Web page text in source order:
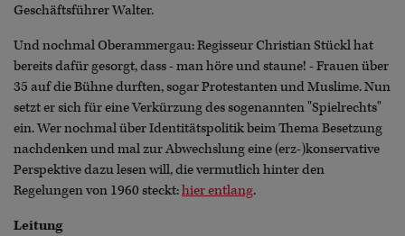
Geschäftsführer Walter.
Und nochmal Oberammergau: Regisseur Christian Stückl hat
bereits dafür gesorgt, dass - man höre und staune! - Frauen über
35 auf die Bühne durften, sogar Protestanten und Muslime. Nun
setzt er sich für eine Verkürzung des sogenannten "Spielrechts"
ein. Wer nochmal über Identitätspolitik beim Thema Besetzung
nachdenken und mal zur Abwechslung eine (erz-)konservative
Perspektive dazu lesen will, die vermutlich hinter den
Regelungen von 1960 steckt:hier entlang.
Leitung